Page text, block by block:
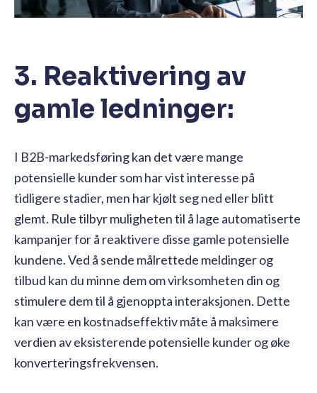
3. Reaktivering av
gamle ledninger:
I B2B-markedsføring kan det være mange
potensielle kunder som har vist interesse på
tidligere stadier, men har kjølt seg ned eller blitt
glemt. Rule tilbyr muligheten til å lage automatiserte
kampanjer for å reaktivere disse gamle potensielle
kundene. Ved å sende målrettede meldinger og
tilbud kan du minne dem om virksomheten din og
stimulere dem til å gjenoppta interaksjonen. Dette
kan være en kostnadseffektiv måte å maksimere
verdien av eksisterende potensielle kunder og øke
konverteringsfrekvensen.